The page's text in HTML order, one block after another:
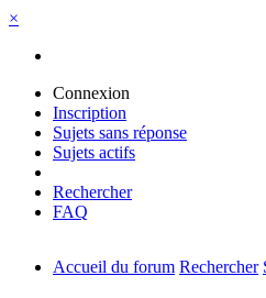
×
Connexion
Inscription
Sujets sans réponse
Sujets actifs
Rechercher
FAQ
Accueil du forum Rechercher